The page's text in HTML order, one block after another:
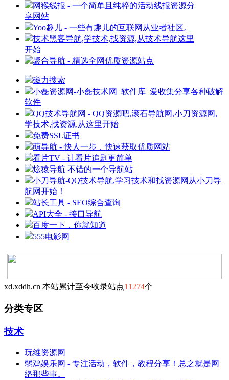
网猴线报 - 一个简单且纯粹的活动线报资源分
享网站
Yoo趣儿 - 一些有趣儿的互联网从业者社区。
技术黑客导航,学技术,找资源,从技术导航这里
开始
聚合导航 - 精选全网优质资源站点
磁力搜索
小磊资源网-小磊技术网_软件库_爱收集分享各种破解
软件
QQ技术导航网 - QQ资源吧,滚石导航网,小刀资源网,
学技术,找资源,从这里开始
免费SSL证书
萌导航 - 快人一步，快速获取优质网站
看片TV - 让看片追剧更简单
炫猿导航 不错的一个导航站
小刀导航-QQ技术导航,学习技术和找资源网从小刀导
航网开始！
站长工具 - SEO综合查询
API大全 - 接口导航
百度一下，你就知道
555电影网
xd.xddh.cn 本站累计至今收录站点11274个
分类专区
技术
玩维资源网
弱鸡娱乐网 - 专注活动，软件，教程分享！总之就是网
络那些事。